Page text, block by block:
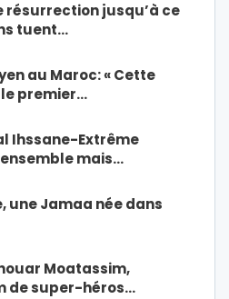
résurrection jusqu’à ce
tuent…
au Maroc: « Cette
premier…
Ihssane-Extrême
mais…
une Jamaa née dans
Moatassim,
de super-héros…